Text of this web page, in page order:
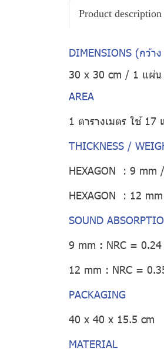
Product description
DIMENSIONS (กว้า
30 x 30 cm / 1 แผ่น
AREA
1 ตารางเมตร ใช้ 17
THICKNESS /
HEXAGON : 9
HEXAGON : 12
SOUND
9 mm : NRC =
12 mm : NRC =
PACKAGING
40 x 40 x 15.5 cm
MATERIAL